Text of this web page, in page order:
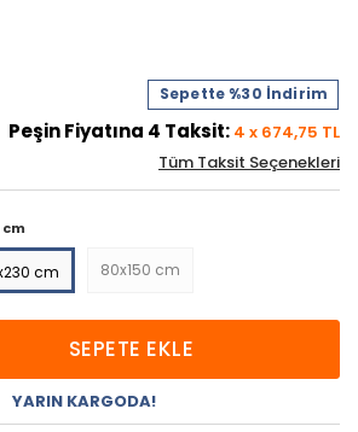
Sepette %30 İndirim
Peşin Fiyatına 4 Taksit: 4 x 674,75 TL
Tüm Taksit Seçenekleri
cm
cm 80x150 cm
SEPETE EKLE
YARIN KARGODA!